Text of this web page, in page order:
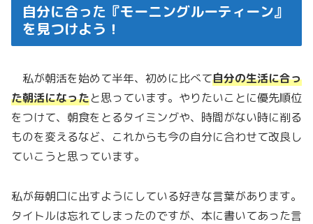
自分に合った『モーニングルーティーン』
を見つけよう！
私が朝活を始めて半年、初めに比べて自分の生活に合っ
た朝活になったと思っています。やりたいことに優先順位
をつけて、朝食をとるタイミングや、時間がない時に削る
ものを変えるなど、これからも今の自分に合わせて改良し
ていこうと思っています。
私が毎朝口に出すようにしている好きな言葉があります。
タイトルは忘れてしまったのですが、本に書いてあった言